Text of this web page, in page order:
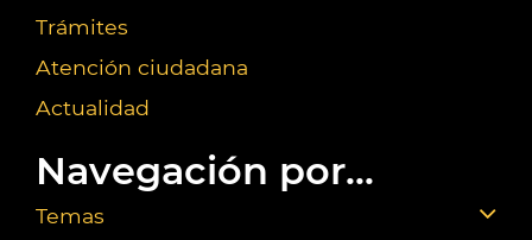
Trámites
Atención ciudadana
Actualidad
Navegación por...
Temas